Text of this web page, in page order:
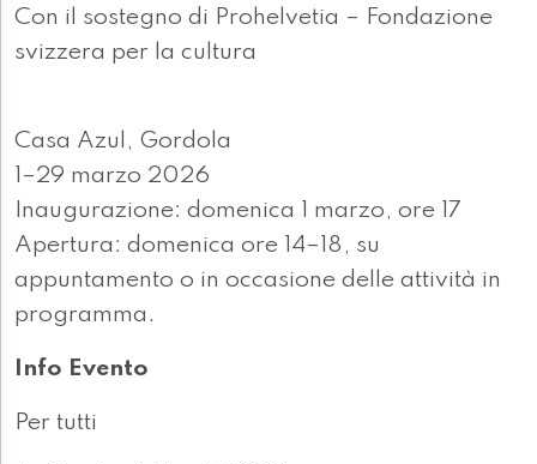
Con il sostegno di Prohelvetia – Fondazione
svizzera per la cultura
Casa Azul, Gordola
1–29 marzo 2026
Inaugurazione: domenica 1 marzo, ore 17
Apertura: domenica ore 14–18, su
appuntamento o in occasione delle attività in
programma.
Info Evento
Per tutti